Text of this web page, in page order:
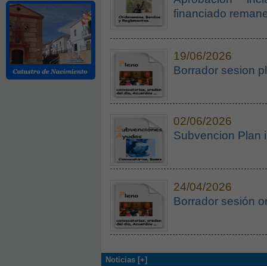
financiado
19/06/2026
Borrador sesion
02/06/2026
Subvencion Plan
24/04/2026
Borrador sesión
Noticias [+]